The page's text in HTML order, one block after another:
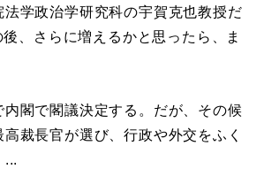
学政治学研究科の宇賀克也教授だ
、さらに増えるかと思ったら、ま
閣で閣議決定する。だが、その候
裁長官が選び、行政や外交をふく
...